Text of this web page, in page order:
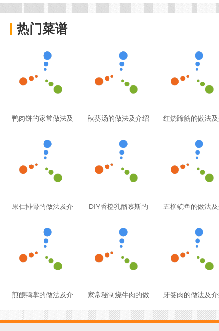
热门菜谱
鸭肉饼的家常做法及 秋葵汤的做法及介绍 红烧蹄筋的做法
果仁排骨的做法及介 DIY香橙乳酪慕斯的 五柳鲩鱼的做法
煎酿鸭掌的做法及介 家常秘制烧牛肉的做 牙签肉的做法及